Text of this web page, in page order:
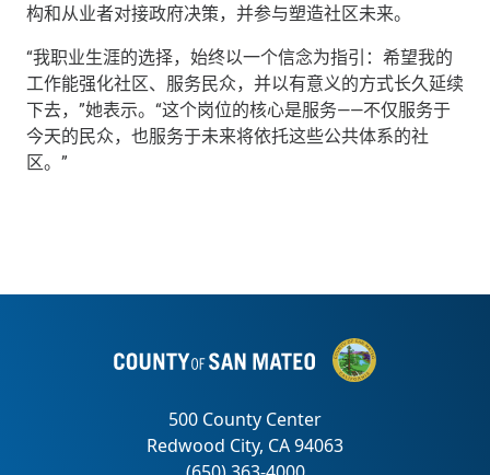
构和从业者对接政府决策，并参与塑造社区未来。
“我职业生涯的选择，始终以一个信念为指引：希望我的
工作能强化社区、服务民众，并以有意义的方式长久延续
下去，”她表示。“这个岗位的核心是服务——不仅服务于
今天的民众，也服务于未来将依托这些公共体系的社
区。”